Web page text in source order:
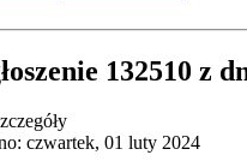
132510 z
czwartek, 01 luty 2024